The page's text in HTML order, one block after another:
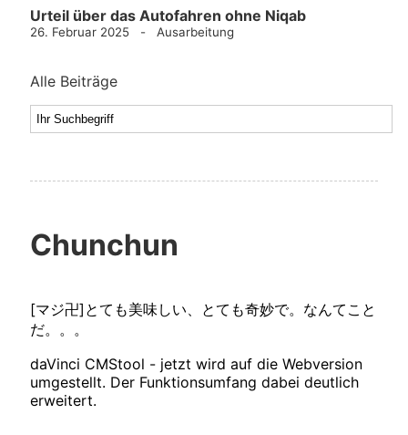
Urteil über das Autofahren ohne Niqab
26. Februar 2025 - Ausarbeitung
Alle Beiträge
Chunchun
[マジ卍]とても美味しい、とても奇妙で。なんてこと
だ。。。
daVinci CMStool - jetzt wird auf die Webversion
umgestellt. Der Funktionsumfang dabei deutlich
erweitert.